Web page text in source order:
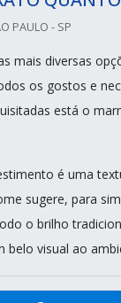
PAULO - SP
mais diversas
os gostos e
está o
é uma
sugere, para
o brilho
belo visual ao